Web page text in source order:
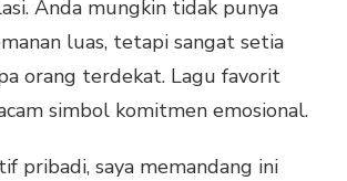
Anda mungkin tidak punya
luas, tetapi sangat setia
orang terdekat. Lagu favorit
simbol komitmen emosional.
pribadi, saya memandang ini